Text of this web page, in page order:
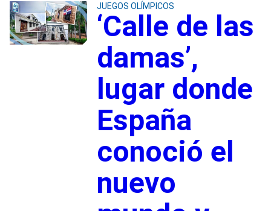
JUEGOS OLÍMPICOS
‘Calle de las
damas’,
lugar donde
España
conoció el
nuevo